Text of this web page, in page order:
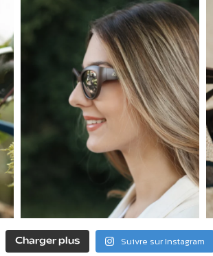
Charger plus Suivre sur Instagram